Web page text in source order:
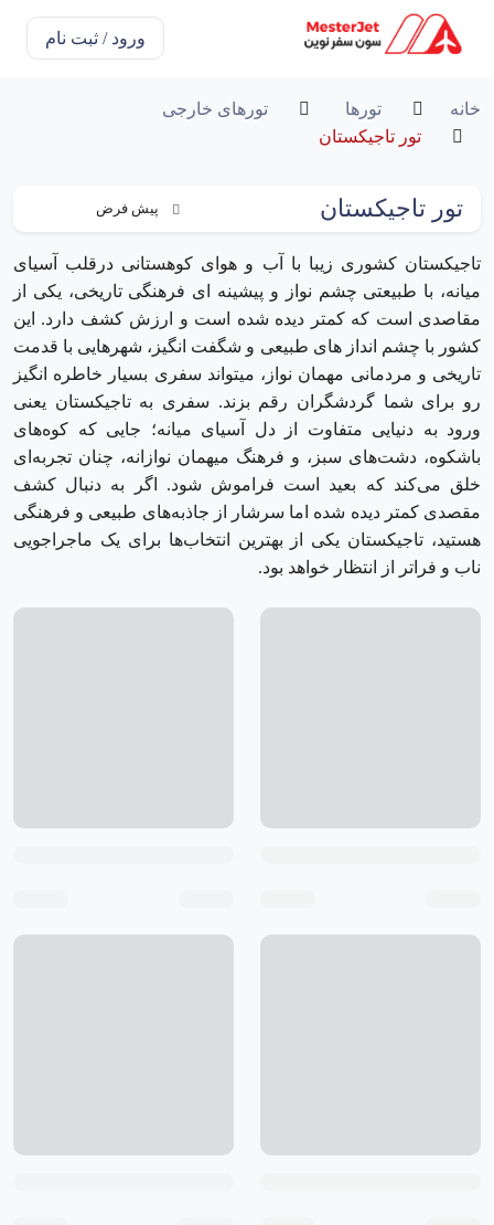
ورود / ثبت نام
خانه تورها
تورهای خارجی
تور تاجیکستان
تور تاجیکستان
تاجیکستان کشوری زیبا با آب و هوای کوهستانی درقلب آسیای
میانه، با طبیعتی چشم نواز و پیشینه ای فرهنگی تاریخی، یکی از
مقاصدی است که کمتر دیده شده است و ارزش کشف دارد. این
کشور با چشم انداز های طبیعی و شگفت انگیز، شهرهایی با قدمت
تاریخی و مردمانی مهمان ‌نواز، میتواند سفری بسیار خاطره انگیز
رو برای شما گردشگران رقم بزند. سفری به تاجیکستان یعنی
ورود به دنیایی متفاوت از دل آسیای میانه؛ جایی که کوه‌های
باشکوه، دشت‌های سبز، و فرهنگ میهمان‌ نوازانه، چنان تجربه‌ای
خلق می‌کند که بعید است فراموش شود. اگر به دنبال کشف
مقصدی کمتر دیده‌ شده اما سرشار از جاذبه‌های طبیعی و فرهنگی
هستید، تاجیکستان یکی از بهترین انتخاب‌ها برای یک ماجراجویی
ناب و فراتر از انتظار خواهد بود.